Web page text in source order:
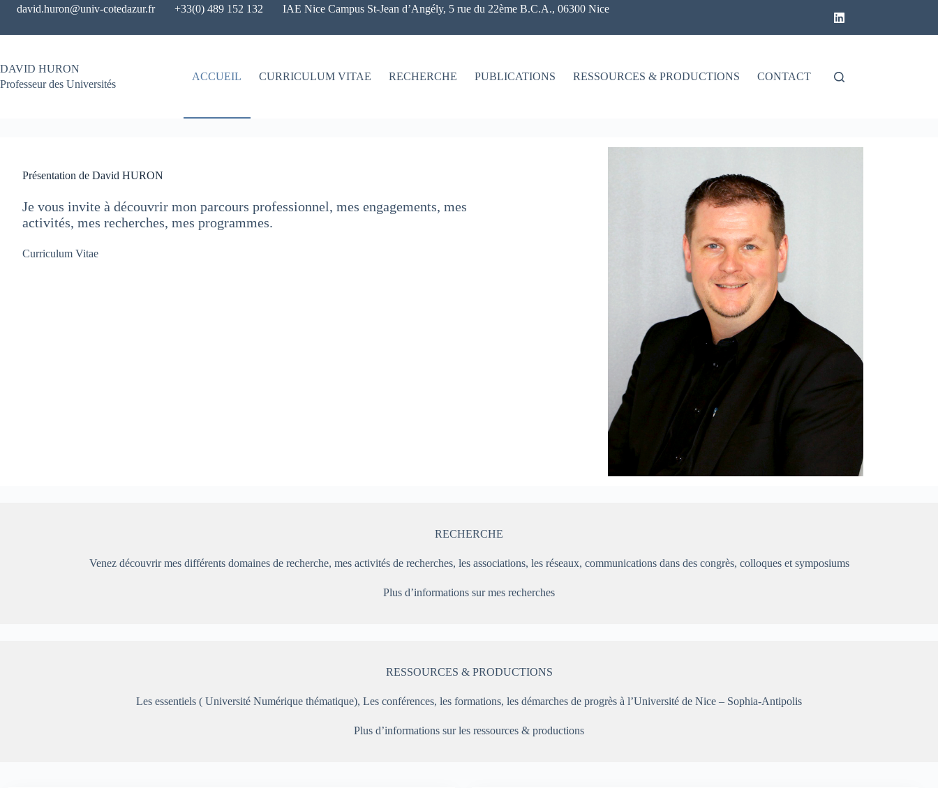
Passerdavid.huron@univ-cotedazur.fr +33(0) 489 152 132 IAE Nice Campus St-Jean d’Angély, 5 rue du 22ème B.C.A., 06300 Nice
DAVID HURON
Professeur des Universités
ACCUEIL CURRICULUM VITAE RECHERCHE PUBLICATIONS RESSOURCES & PRODUCTIONS CONTACT
Présentation de David HURON
Je vous invite à découvrir mon parcours professionnel, mes engagements, mes
activités, mes recherches, mes programmes.
Curriculum Vitae
RECHERCHE
Venez découvrir mes différents domaines de recherche, mes activités de recherches, les associations, les réseaux, communications dans des congrès, colloques et symposiums
Plus d’informations sur mes recherches
RESSOURCES & PRODUCTIONS
Les essentiels ( Université Numérique thématique), Les conférences, les formations, les démarches de progrès à l’Université de Nice – Sophia-Antipolis
Plus d’informations sur les ressources & productions